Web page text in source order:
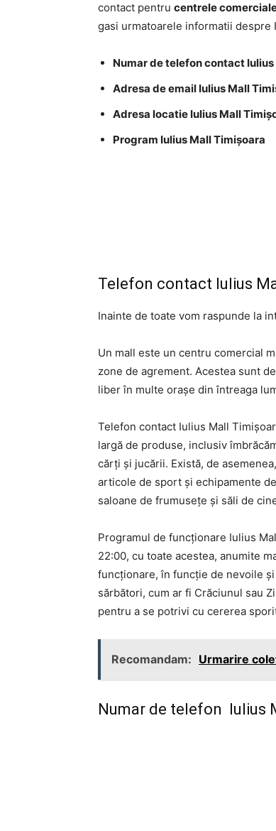
contact pentru centrele
gasi urmatoarele informatii despre
Numar de telefon contact
Adresa de email Iulius Mall
Adresa locatie Iulius Mall
Program Iulius Mall Timișoara
Telefon contact Iulius
Inainte de toate vom raspunde la
Un mall este un centru comercial
zone de agrement. Acestea sunt
liber în multe orașe din întreaga
Telefon contact Iulius Mall
largă de produse, inclusiv
cărți și jucării. Există, de
articole de sport și echipamente
saloane de frumusețe și săli de
Programul de funcționare Iulius
22:00, cu toate acestea, anumite
funcționare, în funcție de nevoile
sărbători, cum ar fi Crăciunul sau
pentru a se potrivi cu cererea
Recomandam: Urmarire
Numar de telefon Iulius